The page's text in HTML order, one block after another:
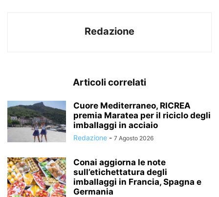
Redazione
Articoli correlati
Cuore Mediterraneo, RICREA
premia Maratea per il riciclo degli
imballaggi in acciaio
Redazione - 7 Agosto 2026
Conai aggiorna le note
sull’etichettatura degli
imballaggi in Francia, Spagna e
Germania